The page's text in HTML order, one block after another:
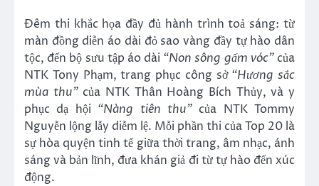
Đêm thi khắc họa đầy đủ hành trình toả sáng: từ
màn đồng diễn áo dài đỏ sao vàng đầy tự hào dân
tộc, đến bộ sưu tập áo dài “Non sông gấm vóc”của
NTK Tony Phạm, trang phục công sở “Hương sắc
mùa thu”của NTK Thân Hoàng Bích Thủy, và y
phục dạ hội “Nàng tiên thu”của NTK Tommy
Nguyễn lộng lẫy diễm lệ. Mỗi phần thi của Top 20 là
sự hòa quyện tinh tế giữa thời trang, âm nhạc, ánh
sáng và bản lĩnh, đưa khán giả đi từ tự hào đến xúc
động.